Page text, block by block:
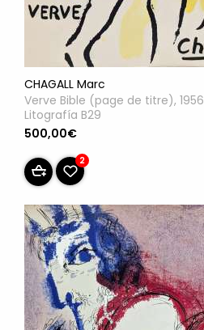
CHAGALL Marc
Verve Bible (page de titre), 1956
Litografía B29
500,00€
2